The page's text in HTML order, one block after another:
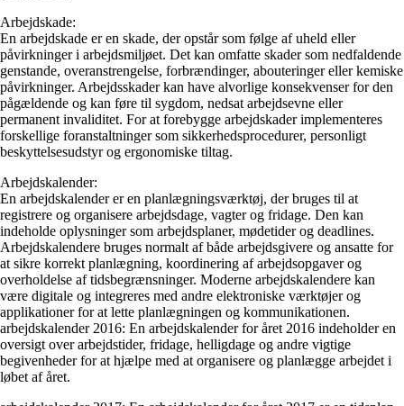
Arbejdskade:
En arbejdskade er en skade, der opstår som følge af uheld eller
påvirkninger i arbejdsmiljøet. Det kan omfatte skader som nedfaldende
genstande, overanstrengelse, forbrændinger, abouteringer eller kemiske
påvirkninger. Arbejdsskader kan have alvorlige konsekvenser for den
pågældende og kan føre til sygdom, nedsat arbejdsevne eller
permanent invaliditet. For at forebygge arbejdskader implementeres
forskellige foranstaltninger som sikkerhedsprocedurer, personligt
beskyttelsesudstyr og ergonomiske tiltag.
Arbejdskalender:
En arbejdskalender er en planlægningsværktøj, der bruges til at
registrere og organisere arbejdsdage, vagter og fridage. Den kan
indeholde oplysninger som arbejdsplaner, mødetider og deadlines.
Arbejdskalendere bruges normalt af både arbejdsgivere og ansatte for
at sikre korrekt planlægning, koordinering af arbejdsopgaver og
overholdelse af tidsbegrænsninger. Moderne arbejdskalendere kan
være digitale og integreres med andre elektroniske værktøjer og
applikationer for at lette planlægningen og kommunikationen.
arbejdskalender 2016: En arbejdskalender for året 2016 indeholder en
oversigt over arbejdstider, fridage, helligdage og andre vigtige
begivenheder for at hjælpe med at organisere og planlægge arbejdet i
løbet af året.